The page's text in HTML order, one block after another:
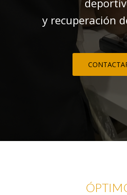
y recuperación